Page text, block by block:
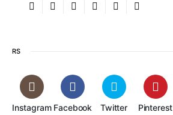
RS
Instagram Facebook Twitter Pinterest